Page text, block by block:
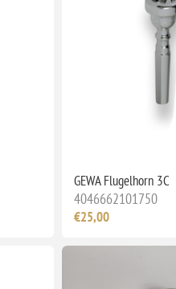
GEWA Flugelhorn 3C
4046662101750
€25,00